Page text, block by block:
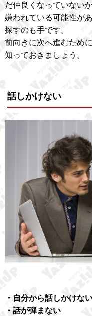
だ仲良くなっていない
嫌われている可能性が
探すのも手です。
前向きに次へ進むため
知っておきましょう。
話しかけない
・自分から話しかけない
・話が弾まない